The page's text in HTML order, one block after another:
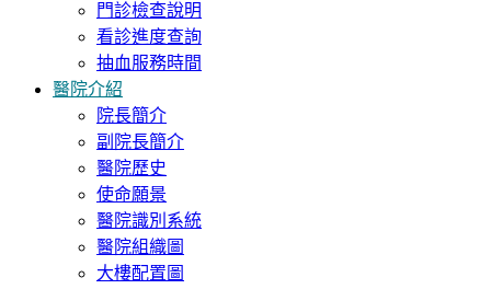
門診檢查說明
看診進度查詢
抽血服務時間
醫院介紹
院長簡介
副院長簡介
醫院歷史
使命願景
醫院識別系統
醫院組織圖
大樓配置圖